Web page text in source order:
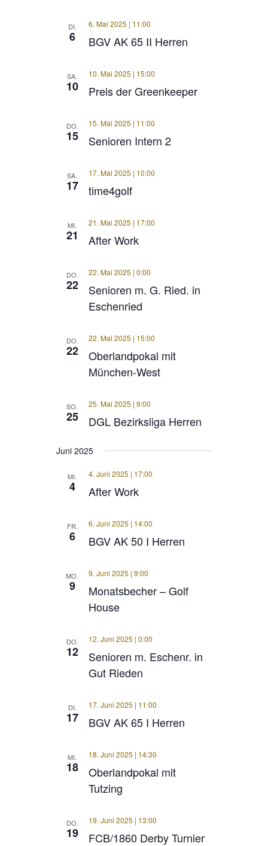
DI.
6 BGV AK 65 II Herren
6. Mai 2025 | 11:00
SA.
10 Preis der Greenkeeper
10. Mai 2025 | 15:00
DO.
15 Senioren Intern 2
15. Mai 2025 | 11:00
SA.
17 time4golf
17. Mai 2025 | 10:00
MI.
21 After Work
21. Mai 2025 | 17:00
DO.
22
Senioren m. G. Ried. in
Eschenried
22. Mai 2025 | 0:00
DO.
22
Oberlandpokal mit
München-West
22. Mai 2025 | 15:00
SO.
25 DGL Bezirksliga Herren
25. Mai 2025 | 9:00
Juni 2025
MI.
4 After Work
4. Juni 2025 | 17:00
FR.
6 BGV AK 50 I Herren
6. Juni 2025 | 14:00
MO.
9
Monatsbecher – Golf
House
9. Juni 2025 | 9:00
DO.
12
Senioren m. Eschenr. in
Gut Rieden
12. Juni 2025 | 0:00
DI.
17 BGV AK 65 I Herren
17. Juni 2025 | 11:00
MI.
18
Oberlandpokal mit
Tutzing
18. Juni 2025 | 14:30
DO.
19 FCB/1860 Derby Turnier
19. Juni 2025 | 13:00